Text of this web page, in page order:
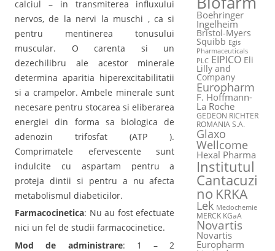
calciul – in transmiterea influxului
nervos, de la nervi la muschi , ca si
pentru mentinerea tonusului
muscular. O carenta si un
dezechilibru ale acestor minerale
determina aparitia hiperexcitabilitatii
si a crampelor. Ambele minerale sunt
necesare pentru stocarea si eliberarea
energiei din forma sa biologica de
adenozin trifosfat (ATP ).
Comprimatele efervescente sunt
indulcite cu aspartam pentru a
proteja dintii si pentru a nu afecta
metabolismul diabeticilor.
Farmacocinetica: Nu au fost efectuate
nici un fel de studii farmacocinetice.
Mod de administrare: 1 – 2
Boehringer
Ingelheim
Bristol-Myers
Squibb Egis
Pharmaceuticals
PLC EIPICO Eli
Lilly and
Company
Europharm
F. Hoffmann-
La Roche
GEDEON RICHTER
ROMANIA S.A.
Glaxo
Wellcome
Hexal Pharma
Institutul
Cantacuzi
no KRKA
Lek Medochemie
MERCK KGaA
Novartis
Novartis
Europharm